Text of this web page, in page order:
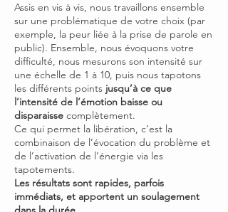
Assis en vis à vis, nous travaillons ensemble
sur une problématique de votre choix (par
exemple, la peur liée à la prise de parole en
public). Ensemble, nous évoquons votre
difficulté, nous mesurons son intensité sur
une échelle de 1 à 10, puis nous tapotons
les différents points jusqu’à ce que
l’intensité de l’émotion baisse ou
disparaisse complètement.
Ce qui permet la libération, c’est la
combinaison de l’évocation du problème et
de l’activation de l’énergie via les
tapotements.
Les résultats sont rapides, parfois
immédiats, et apportent un soulagement